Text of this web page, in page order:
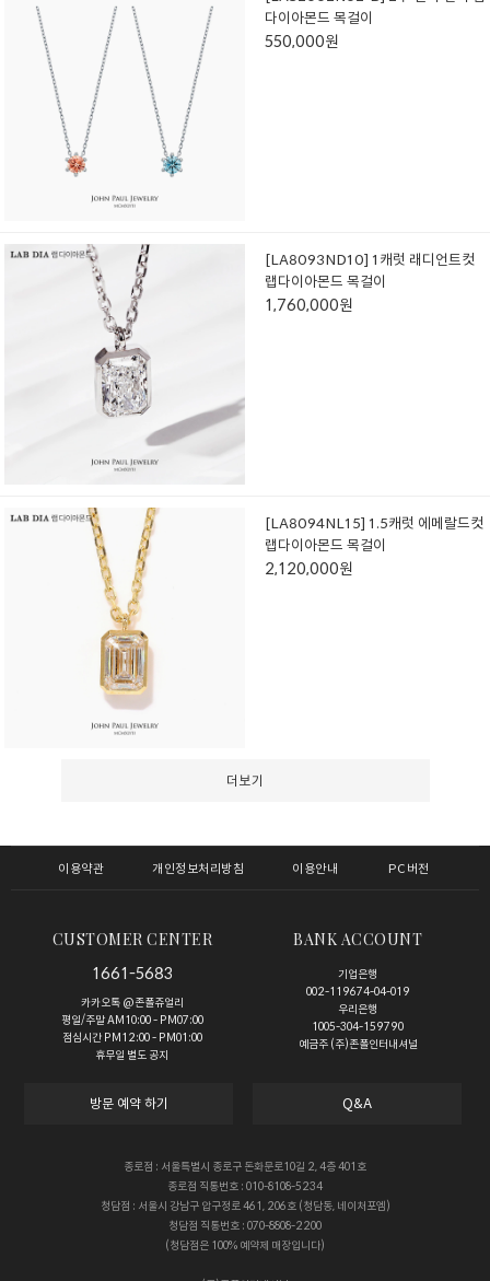
다이아몬드 목걸이
550,000원
[LA8093ND10] 1캐럿 래디언트컷
랩다이아몬드 목걸이
1,760,000원
[LA8094NL15] 1.5캐럿 에메랄드컷
랩다이아몬드 목걸이
2,120,000원
더보기
이용약관 개인정보처리방침 이용안내 PC버전
CUSTOMER CENTER
1661-5683
카카오톡 @존폴쥬얼리
평일/주말 AM10:00 - PM07:00
점심시간 PM12:00 - PM01:00
휴무일 별도 공지
BANK ACCOUNT
기업은행
002-119674-04-019
우리은행
1005-304-159790
예금주 (주)존폴인터내셔널
방문 예약 하기 Q&A
종로점 : 서울특별시 종로구 돈화문로10길 2, 4층 401호
종로점 직통번호 : 010-8108-5234
청담점 : 서울시 강남구 압구정로 461, 206호 (청담동, 네이처포엠)
청담점 직통번호 : 070-8808-2200
(청담점은 100% 예약제 매장입니다)